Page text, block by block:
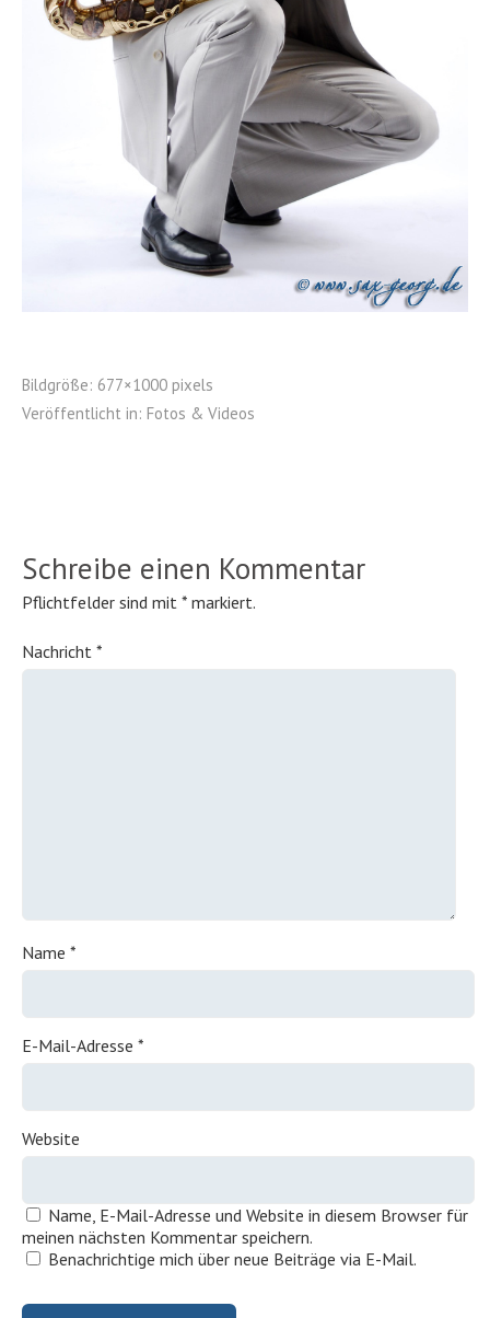
Bildgröße: 677×1000 pixels
Veröffentlicht in: Fotos & Videos
Schreibe einen Kommentar
Pflichtfelder sind mit * markiert.
Nachricht *
Name *
E-Mail-Adresse *
Website
Name, E-Mail-Adresse und Website in diesem Browser für
meinen nächsten Kommentar speichern.
Benachrichtige mich über neue Beiträge via E-Mail.